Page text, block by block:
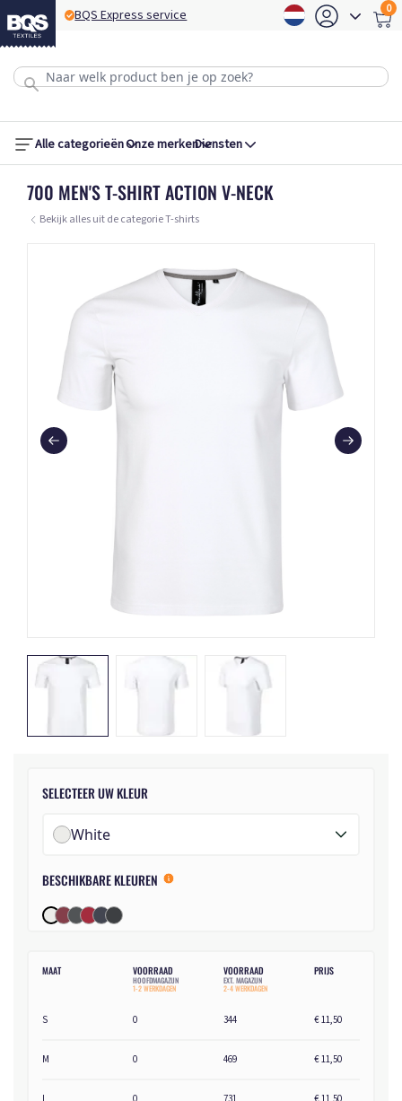
BQS Express service 0
Alle categorieënOnze merkenDiensten
700 MEN'S T-SHIRT ACTION V-NECK
Bekijk alles uit de categorie T-shirts
SELECTEER UW KLEUR
White
BESCHIKBARE KLEUREN
MAAT VOORRAAD
HOOFDMAGAZIJN
1-2 WERKDAGEN
VOORRAAD
EXT. MAGAZIJN
2-4 WERKDAGEN
PRIJS
S 0 344 € 11,50
M 0 469 € 11,50